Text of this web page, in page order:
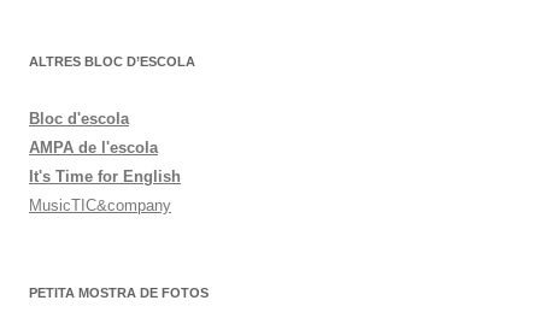
ALTRES BLOC D’ESCOLA
Bloc d'escola
AMPA de l'escola
It's Time for English
MusicTIC&company
PETITA MOSTRA DE FOTOS